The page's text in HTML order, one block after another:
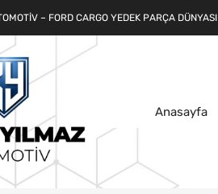
– FORD CARGO YEDEK PARÇA DÜNYASI
Anasayfa